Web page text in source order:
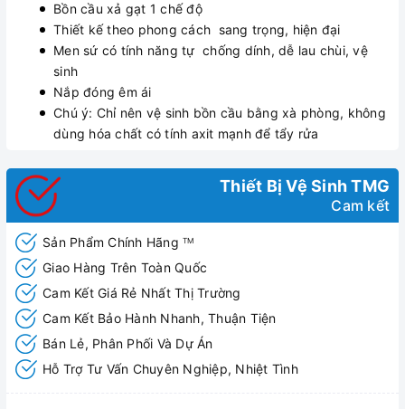
Bồn cầu xả gạt 1 chế độ
Thiết kế theo phong cách sang trọng, hiện đại
Men sứ có tính năng tự chống dính, dễ lau chùi, vệ
sinh
Nắp đóng êm ái
Chú ý: Chỉ nên vệ sinh bồn cầu bằng xà phòng, không
dùng hóa chất có tính axit mạnh để tẩy rửa
Thiết Bị Vệ Sinh TMG
Cam kết
Sản Phẩm Chính Hãng TM
Giao Hàng Trên Toàn Quốc
Cam Kết Giá Rẻ Nhất Thị Trường
Cam Kết Bảo Hành Nhanh, Thuận Tiện
Bán Lẻ, Phân Phối Và Dự Án
Hỗ Trợ Tư Vấn Chuyên Nghiệp, Nhiệt Tình